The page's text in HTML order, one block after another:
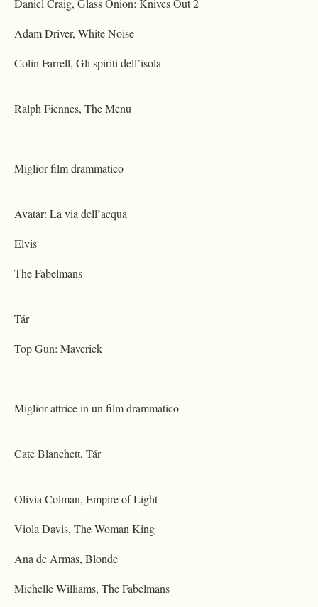
Daniel Craig, Glass Onion: Knives Out 2
Adam Driver, White Noise
Colin Farrell, Gli spiriti dell’isola
Ralph Fiennes, The Menu
Miglior film drammatico
Avatar: La via dell’acqua
Elvis
The Fabelmans
Tár
Top Gun: Maverick
Miglior attrice in un film drammatico
Cate Blanchett, Tár
Olivia Colman, Empire of Light
Viola Davis, The Woman King
Ana de Armas, Blonde
Michelle Williams, The Fabelmans